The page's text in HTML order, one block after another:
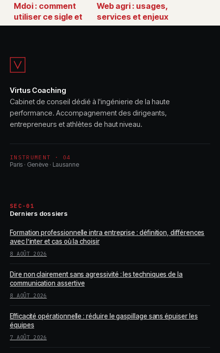
Mdoi : comment
utiliser ce sigle et
éviter les
Web agri : usages,
services et enjeux
pour les
Virtus Coaching
Cabinet de conseil dédié à l'ingénierie de la haute
performance. Accompagnement des dirigeants,
entrepreneurs et athlètes de haut niveau.
INSTRUMENT · 04
Paris · Genève · Lausanne
SEC-01
Derniers dossiers
Formation professionnelle intra entreprise : définition, différences
avec l’inter et cas où la choisir
8 AOÛT 2026
Dire non clairement sans agressivité : les techniques de la
communication assertive
8 AOÛT 2026
Efficacité opérationnelle : réduire le gaspillage sans épuiser les
équipes
7 AOÛT 2026